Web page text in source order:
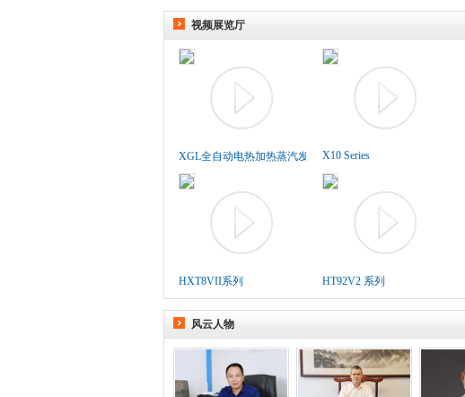
视频展览厅
XGL全自动电热加热蒸汽发生..X10 Series
HXT8VII系列 HT92V2 系列
风云人物